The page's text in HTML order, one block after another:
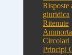
Risposte
giuridica
Ritenute
Circolari
Principi